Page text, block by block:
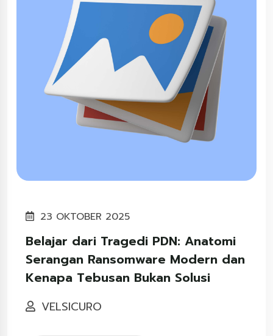
23 OKTOBER 2025
Belajar dari Tragedi PDN: Anatomi
Serangan Ransomware Modern dan
Kenapa Tebusan Bukan Solusi
VELSICURO